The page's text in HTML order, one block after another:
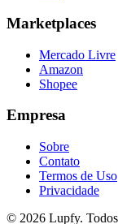
Marketplaces
Mercado Livre
Amazon
Shopee
Empresa
Sobre
Contato
Termos de Uso
Privacidade
© 2026 Lupfy.